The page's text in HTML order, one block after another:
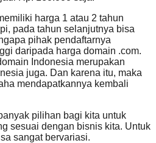
harga 1 atau 2 tahun
pada tahun selanjutnya bisa
pihak pendaftarnya
daripada harga domain .com.
Indonesia merupakan
juga. Dan karena itu, maka
mendapatkannya kembali
pilihan bagi kita untuk
sesuai dengan bisnis kita. Untuk
sangat bervariasi.